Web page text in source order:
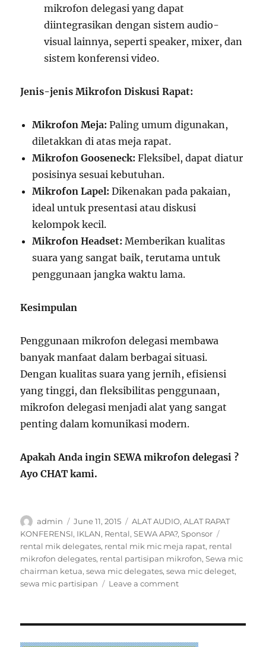
mikrofon delegasi yang dapat
diintegrasikan dengan sistem audio-
visual lainnya, seperti speaker, mixer, dan
sistem konferensi video.
Jenis-jenis Mikrofon Diskusi Rapat:
Mikrofon Meja: Paling umum digunakan,
diletakkan di atas meja rapat.
Mikrofon Gooseneck: Fleksibel, dapat diatur
posisinya sesuai kebutuhan.
Mikrofon Lapel: Dikenakan pada pakaian,
ideal untuk presentasi atau diskusi
kelompok kecil.
Mikrofon Headset: Memberikan kualitas
suara yang sangat baik, terutama untuk
penggunaan jangka waktu lama.
Kesimpulan
Penggunaan mikrofon delegasi membawa
banyak manfaat dalam berbagai situasi.
Dengan kualitas suara yang jernih, efisiensi
yang tinggi, dan fleksibilitas penggunaan,
mikrofon delegasi menjadi alat yang sangat
penting dalam komunikasi modern.
Apakah Anda ingin SEWA mikrofon delegasi ?
Ayo CHAT kami.
Author
admin
Posted
on
June 11, 2015 Categories
ALAT AUDIO,ALAT RAPAT
KONFERENSI, IKLAN, Rental,SEWA APA?,Sponsor
rental mik delegates, rental mik mic meja rapat, rental
mikrofon delegates, rental partisipan mikrofon,Sewa mic
chairman ketua,sewa mic delegates,sewa mic deleget,
sewa mic partisipan
Leave a commenton